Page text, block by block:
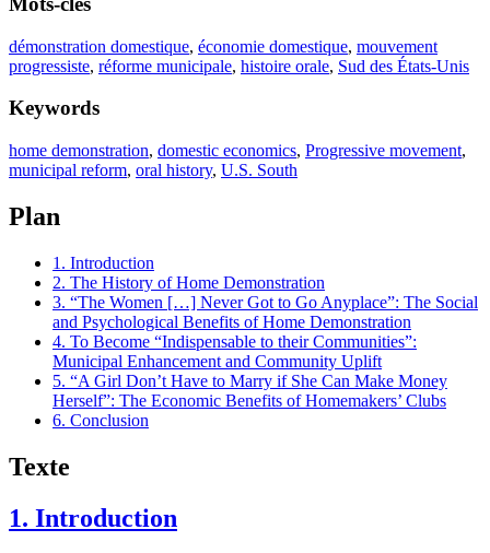
démonstration domestique, économie domestique, mouvement
progressiste, réforme municipale, histoire orale, Sud des États-Unis
Keywords
home demonstration, domestic economics, Progressive movement,
municipal reform, oral history, U.S. South
Plan
1. Introduction
2. The History of Home Demonstration
3. “The Women […] Never Got to Go Anyplace”: The Social
and Psychological Benefits of Home Demonstration
4. To Become “Indispensable to their Communities”:
Municipal Enhancement and Community Uplift
5. “A Girl Don’t Have to Marry if She Can Make Money
Herself”: The Economic Benefits of Homemakers’ Clubs
6. Conclusion
Texte
1. Introduction